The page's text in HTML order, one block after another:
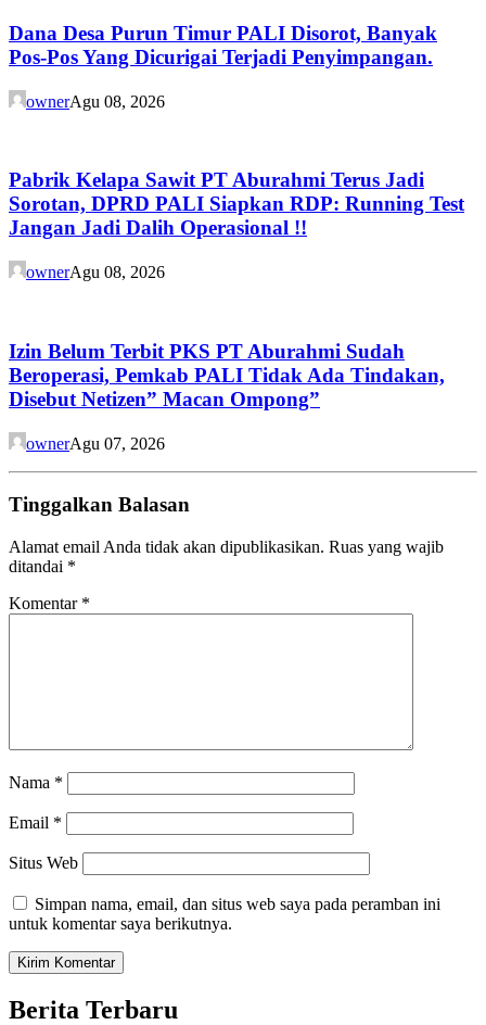
Dana Desa Purun Timur PALI Disorot, Banyak
Pos-Pos Yang Dicurigai Terjadi Penyimpangan.
ownerAgu 08, 2026
Pabrik Kelapa Sawit PT Aburahmi Terus Jadi
Sorotan, DPRD PALI Siapkan RDP: Running Test
Jangan Jadi Dalih Operasional !!
ownerAgu 08, 2026
Izin Belum Terbit PKS PT Aburahmi Sudah
Beroperasi, Pemkab PALI Tidak Ada Tindakan,
Disebut Netizen” Macan Ompong”
ownerAgu 07, 2026
Tinggalkan Balasan
Alamat email Anda tidak akan dipublikasikan. Ruas yang wajib
ditandai *
Komentar *
Nama *
Email *
Situs Web
Simpan nama, email, dan situs web saya pada peramban ini
untuk komentar saya berikutnya.
Berita Terbaru